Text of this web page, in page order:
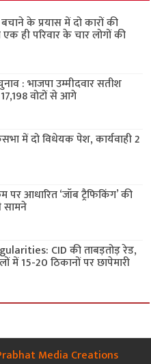
के प्रयास में दो कारों की
ही परिवार के चार लोगों की
: भाजपा उम्मीदवार सतीश
वोटों से आगे
में दो विधेयक पेश, कार्यवाही 2
आधारित ‘जॉब ट्रैफिकिंग’ की
CID की ताबड़तोड़ रेड,
में 15-20 ठिकानों पर छापेमारी
Media Creations